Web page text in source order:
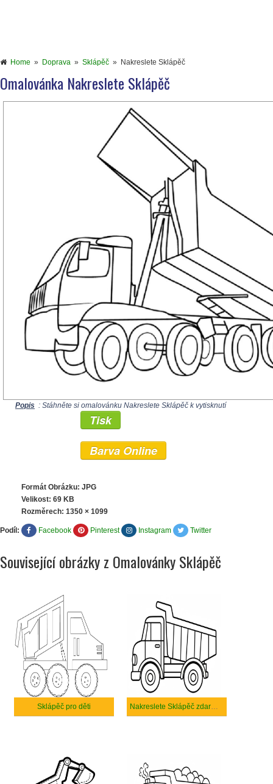
Home » Doprava » Sklápěč » Nakreslete Sklápěč
Omalovánka Nakreslete Sklápěč
Popis : Stáhněte si omalovánku Nakreslete Sklápěč k vytisknutí
Tisk
Barva Online
Formát Obrázku: JPG
Velikost: 69 KB
Rozměrech: 1350 × 1099
Podíl: Facebook Pinterest Instagram Twitter
Související obrázky z Omalovánky Sklápěč
Sklápěč pro děti Nakreslete Sklápěč zdarma prostý